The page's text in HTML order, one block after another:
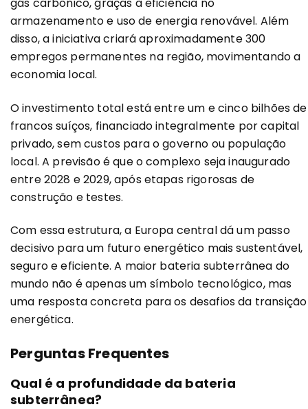
gás carbônico, graças à eficiência no
armazenamento e uso de energia renovável. Além
disso, a iniciativa criará aproximadamente 300
empregos permanentes na região, movimentando a
economia local.
O investimento total está entre um e cinco bilhões de
francos suíços, financiado integralmente por capital
privado, sem custos para o governo ou população
local. A previsão é que o complexo seja inaugurado
entre 2028 e 2029, após etapas rigorosas de
construção e testes.
Com essa estrutura, a Europa central dá um passo
decisivo para um futuro energético mais sustentável,
seguro e eficiente. A maior bateria subterrânea do
mundo não é apenas um símbolo tecnológico, mas
uma resposta concreta para os desafios da transição
energética.
Perguntas Frequentes
Qual é a profundidade da bateria
subterrânea?